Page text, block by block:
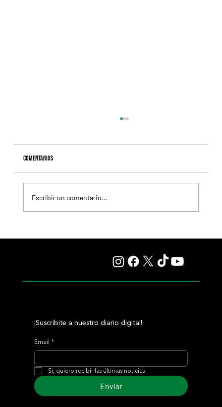
Comentarios
Escribir un comentario...
¡Suscribite a nuestro diario digital!
Email *
Si, quiero recibir las últimas noticias
Enviar